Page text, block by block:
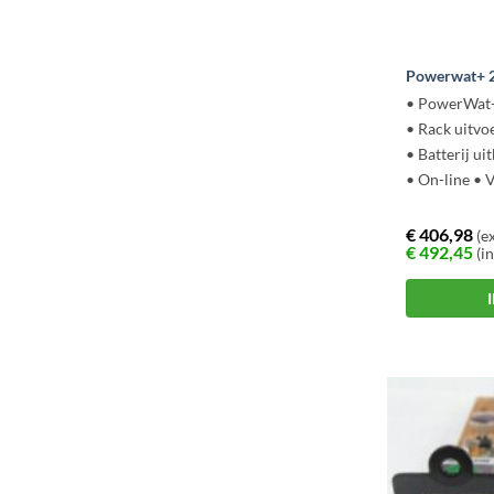
Powerwat+
•
• Rack
• Batterij
• On-line •
€406,98
€492,45
meerdere
variaties.
Deze